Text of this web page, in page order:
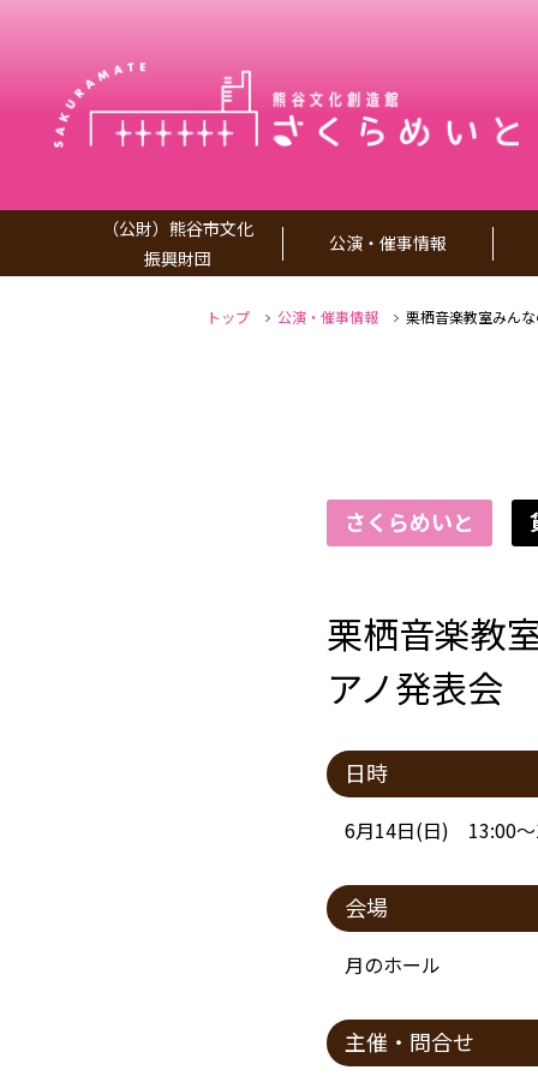
（公財）熊谷市文化
振興財団
公演・催事情報
トップ 公演・催事情報 栗栖音楽教室みん
さくらめいと
栗栖音楽教
アノ発表会
日時
6月14日(日) 13:00
会場
月のホール
主催・問合せ